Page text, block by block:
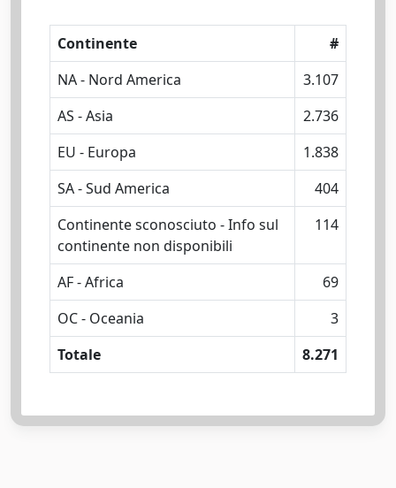
Continente
#
NA - Nord America
3.107
AS - Asia
2.736
EU - Europa
1.838
SA - Sud America
404
Continente sconosciuto - Info sul
continente non disponibili
114
AF - Africa
69
OC - Oceania
3
Totale
8.271